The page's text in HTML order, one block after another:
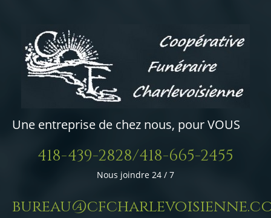
Une entreprise de chez nous, pour VOUS
418-439-2828/418-665-2455
Nous joindre 24 / 7